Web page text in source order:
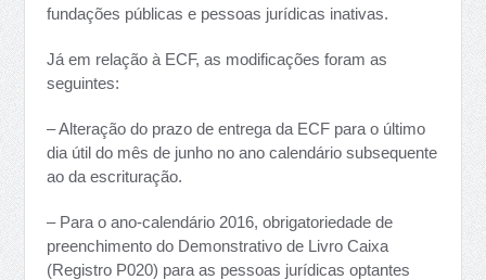
fundações públicas e pessoas jurídicas inativas.
Já em relação à ECF, as modificações foram as
seguintes:
– Alteração do prazo de entrega da ECF para o último
dia útil do mês de junho no ano calendário subsequente
ao da escrituração.
– Para o ano-calendário 2016, obrigatoriedade de
preenchimento do Demonstrativo de Livro Caixa
(Registro P020) para as pessoas jurídicas optantes